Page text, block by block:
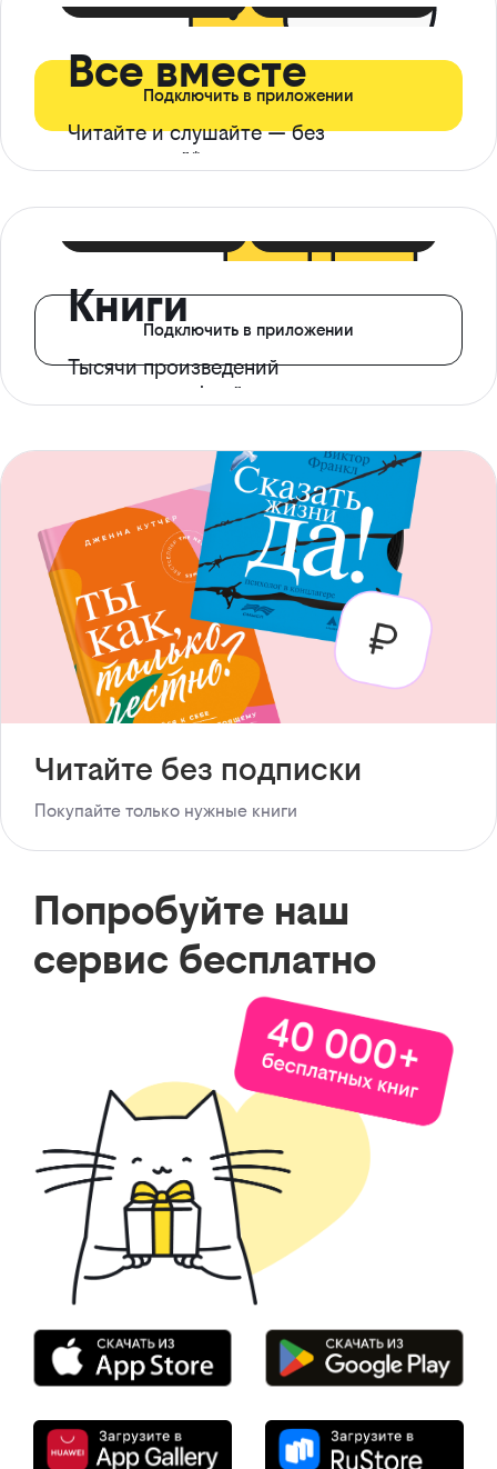
Все вместе
Читайте и слушайте — без
ограничений*
Подключить в приложении
Книги
Тысячи произведений
с доступом офлайн
Подключить в приложении
Читайте без подписки
Покупайте только нужные книги
Попробуйте наш
сервис бесплатно